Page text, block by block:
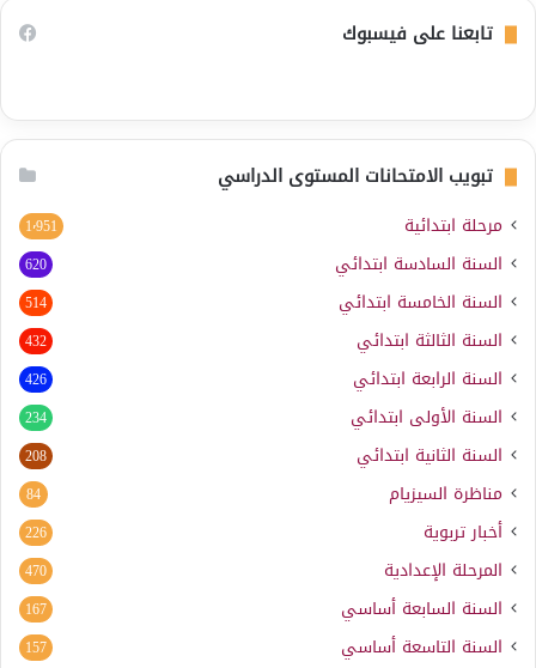
تابعنا على فيسبوك
تبويب الامتحانات المستوى الدراسي
مرحلة ابتدائية 1٬951
السنة السادسة ابتدائي 620
السنة الخامسة ابتدائي 514
السنة الثالثة ابتدائي 432
السنة الرابعة ابتدائي 426
السنة الأولى ابتدائي 234
السنة الثانية ابتدائي 208
مناظرة السيزيام 84
أخبار تربوية 226
المرحلة الإعدادية 470
السنة السابعة أساسي 167
السنة التاسعة أساسي 157